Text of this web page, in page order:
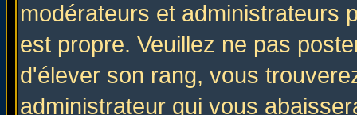
modérateurs et administrateurs
est propre. Veuillez ne pas
d'élever son rang, vous
administrateur qui vous